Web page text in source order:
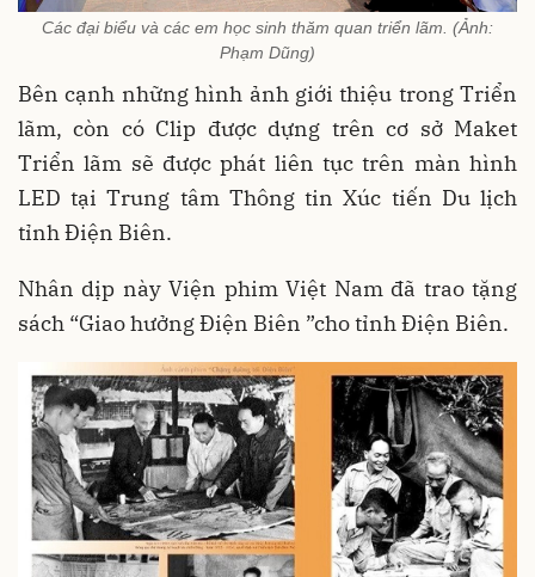
Các đại biểu và các em học sinh thăm quan triển lãm. (Ảnh:
Phạm Dũng)
Bên cạnh những hình ảnh giới thiệu trong Triển
lãm, còn có Clip được dựng trên cơ sở Maket
Triển lãm sẽ được phát liên tục trên màn hình
LED tại Trung tâm Thông tin Xúc tiến Du lịch
tỉnh Điện Biên.
Nhân dịp này Viện phim Việt Nam đã trao tặng
sách “Giao hưởng Điện Biên ”cho tỉnh Điện Biên.